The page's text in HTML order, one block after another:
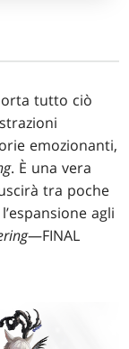
tutto ciò
emozionanti,
. È una vera
tra poche
agli
—FINAL